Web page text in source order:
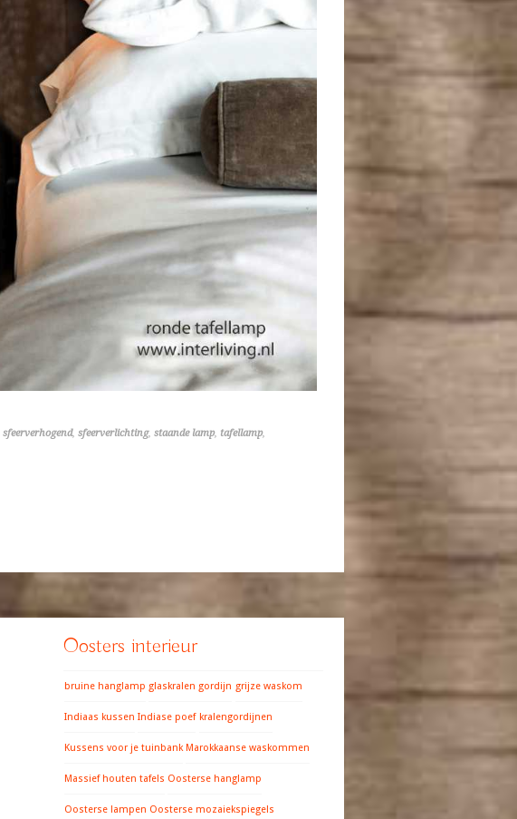
sfeerverhogend, sfeerverlichting, staande lamp, tafellamp,
Oosters interieur
bruine hanglamp glaskralen gordijn grijze waskom
Indiaas kussen Indiase poef kralengordijnen
Kussens voor je tuinbank Marokkaanse waskommen
Massief houten tafels Oosterse hanglamp
Oosterse lampen Oosterse mozaiekspiegels